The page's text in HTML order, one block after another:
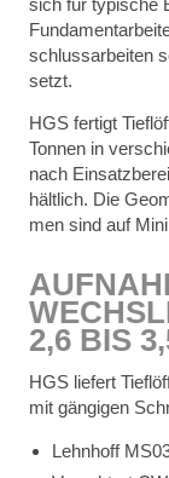
sich für ty­pi­sche
schluss­ar­bei­ten
setzt.
HGS fer­tigt
Ton­nen in
nach
hält­lich. Die
men sind auf
2,6 BIS
HGS lie­fert
mit gän­gi­gen
Lehn­hoff